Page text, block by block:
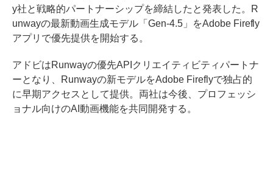
y社と戦略的パートナーシップを締結したと発表した。R
unwayの最新動画生成モデル「Gen-4.5」をAdobe Firefly
アプリで優先提供を開始する。
アドビはRunwayの優先APIクリエイティビティパートナ
ーとなり、Runwayの新モデルをAdobe Fireflyで独占的
に早期アクセスとして提供。両社は今後、プロフェッシ
ョナル向けのAI動画機能を共同開発する。